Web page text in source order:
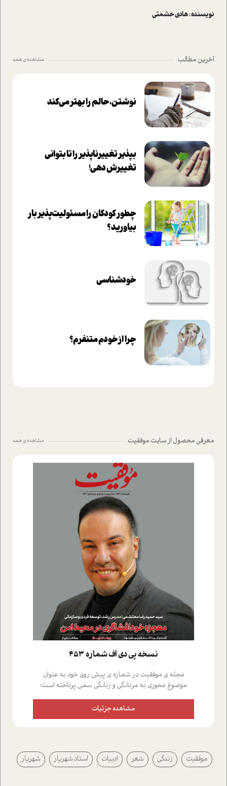
نویسنده : هادی حشمتی
آخرین مطالب مشاهده ی همه
نوشتن، حالم را بهتر می‌کند
بپذير تغييرناپذير را تا بتواني
تغييرش دهي!‏
چطور کودکان را مسئولیت‌پذیر بار
بیاورید؟
خودشناسی
چرا از خودم متنفرم؟
معرفی محصول از سایت موفقیت مشاهده ی همه
نسخه پي دي اف شماره 453
مجله ی موفقیت در شماره ی پیش روی خود به عنوان
موضوع محوری به مردانگی و زنانگی سمی پرداخته است؛
علیخواه، جامعه شناس در بخش های مختلف تلاش کرده ایم
از دریچه های گوناگون به این موضوع مهم بپردازیم.فصل
پیرامون آن آشنا می کند.در بخش دو فنجان داغ به سراغ افرادی
رفته ایم که موفقیت را در عمل به اثبات رسانده اند؛ سید
حمیدرضا محتشمی که بیست و پنجمین سال فعالیت حرفه
مشاهده جزئیات
موفقیت زندگی شعر ادبیات استاد شهریار شهریار